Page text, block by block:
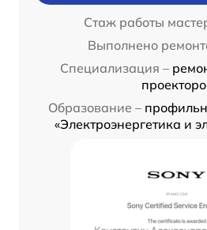
Стаж работы
Выполнено
Специализация –
Образование –
«Электроэнергетика и